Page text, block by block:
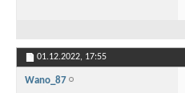
01.12.2022, 17:55
Wano_87